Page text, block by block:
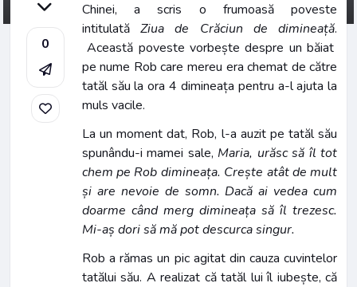
0
Chinei, a scris o frumoasă poveste
intitulatăZiua de Crăciun de dimineață.
Această poveste vorbește despre un băiat
pe nume Rob care mereu era chemat de către
tatăl său la ora 4 dimineața pentru a-l ajuta la
muls vacile.
La un moment dat, Rob, l-a auzit pe tatăl său
spunându-i mamei sale, Maria, urăsc să îl tot
chem pe Rob dimineața. Crește atât de mult
și are nevoie de somn. Dacă ai vedea cum
doarme când merg dimineața să îl trezesc.
Mi-aș dori să mă pot descurca singur.
Rob a rămas un pic agitat din cauza cuvintelor
tatălui său. A realizat că tatăl lui îl iubește, că